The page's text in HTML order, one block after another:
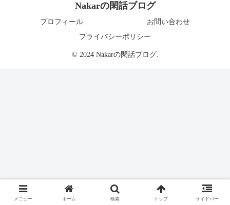
Nakarの閑話ブログ
プロフィール
お問い合わせ
プライバシーポリシー
© 2024 Nakarの閑話ブログ.
メニュー ホーム 検索 トップ サイドバー